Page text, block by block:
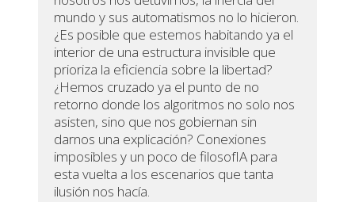
mundo y sus automatismos no lo hicieron.
¿Es posible que estemos habitando ya el
interior de una estructura invisible que
prioriza la eficiencia sobre la libertad?
¿Hemos cruzado ya el punto de no
retorno donde los algoritmos no solo nos
asisten, sino que nos gobiernan sin
darnos una explicación? Conexiones
imposibles y un poco de filosofIA para
esta vuelta a los escenarios que tanta
ilusión nos hacía.